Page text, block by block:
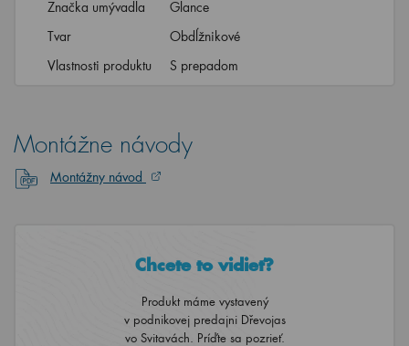
Značka umývadla
Glance
Tvar
Obdĺžnikové
Vlastnosti produktu
S prepadom
Montážne návody
Montážny návod
Chcete to vidieť?
Produkt máme vystavený
v podnikovej predajni Dřevojas
vo Svitavách. Príďte sa pozrieť.